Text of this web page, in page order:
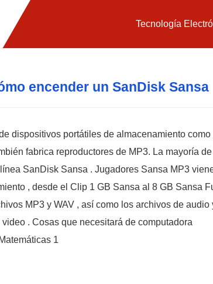
Tecnología
encender un SanDisk Sansa
dispositivos portátiles de almacenamiento
fabrica reproductores de MP3. La mayoría
SanDisk Sansa . Jugadores Sansa MP3
, desde el Clip 1 GB Sansa al 8 GB Sansa
MP3 y WAV , así como los archivos de audio
. Cosas que necesitará de computadora
1